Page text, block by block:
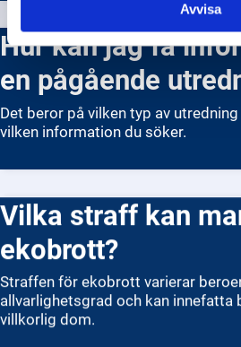
Avvisa
utredning kan polisen behöva
kunna ställa frågor eller använda
fall kan det bli svårt att vara helt
skilja på att tipsa och att anmäla.
anonym. När du anmäler ett brott
information. Genom att berätta det
öka tryggheten i samhället.
Hur kan jag få information om
en pågående
Det beror på vilken typ av
vilken information du söker.
Vilka straff kan man få för
ekobrott?
Straffen för ekobrott varierar
allvarlighetsgrad och kan innefatta
villkorlig dom.